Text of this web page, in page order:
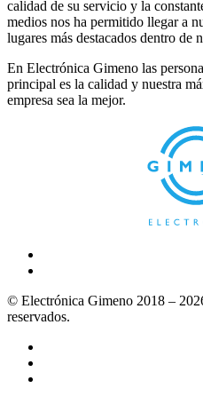
calidad de su servicio y la
medios nos ha permitido llegar a
lugares más destacados dentro de
En Electrónica Gimeno las
principal es la calidad y nuestra
empresa sea la mejor.
© Electrónica Gimeno 2018 –
reservados.